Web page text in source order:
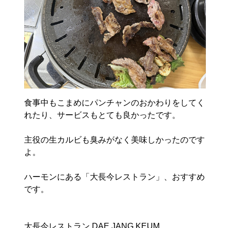
食事中もこまめにパンチャンのおかわりをしてく
れたり、サービスもとても良かったです。
主役の生カルビも臭みがなく美味しかったのです
よ。
ハーモンにある「大長今レストラン」、おすすめ
です。